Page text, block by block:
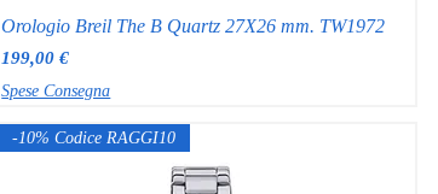
Orologio Breil The B Quartz 27X26 mm. TW1972
Prezzo
199,00 €
Spese Consegna
-10% Codice RAGGI10